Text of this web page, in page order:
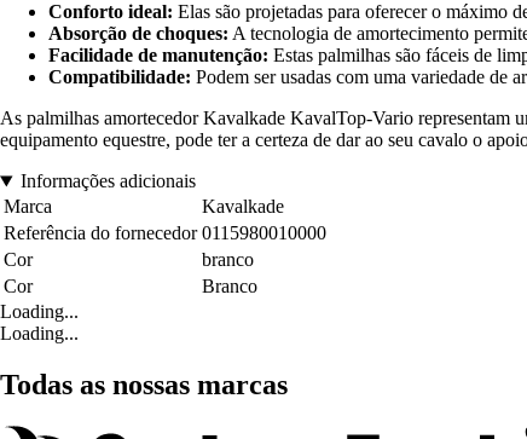
Conforto ideal: Elas são projetadas para oferecer o máximo
Absorção de choques: A tecnologia de amortecimento
Facilidade de manutenção: Estas palmilhas são fáceis de
Compatibilidade: Podem ser usadas com uma variedade de
As palmilhas amortecedor Kavalkade KavalTop-Vario representam
equipamento equestre, pode ter a certeza de dar ao seu cavalo o
Informações adicionais
Marca
Kavalkade
Referência do fornecedor 0115980010000
Cor
branco
Cor
Branco
Loading...
Loading...
Todas as nossas marcas